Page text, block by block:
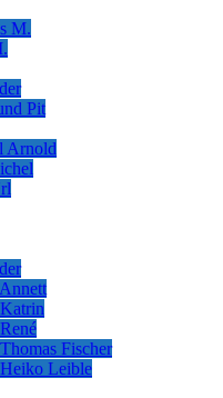
M.
Pit
Arnold
Fischer
Leible